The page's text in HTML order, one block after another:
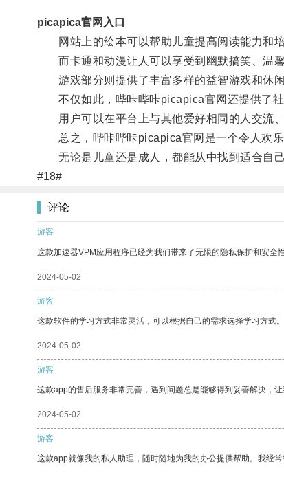
picapica官网入口
网站上的绘本可以帮助儿童提高阅读能力和培
而卡通和动漫让人可以享受到幽默搞笑、温馨
游戏部分则提供了丰富多样的益智游戏和休闲
不仅如此，哔咔哔咔picapica官网还提供了社
用户可以在平台上与其他爱好相同的人交流、
总之，哔咔哔咔picapica官网是一个令人欢乐
无论是儿童还是成人，都能从中找到适合自己
#18#
评论
游客
这款加速器VPM应用程序已经为我们带来了无限的隐私保护和安全性
2024-05-02
游客
这款软件的学习方式非常灵活，可以根据自己的需求选择学习方式。
2024-05-02
游客
这款app的售后服务非常完善，遇到问题总是能够得到妥善解决，让
2024-05-02
游客
这款app就像我的私人助理，随时随地为我的办公提供帮助。我经